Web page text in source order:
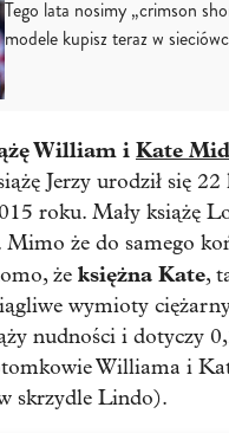
Tego lata nosimy „crimson
modele kupisz teraz w
William i Kate
Jerzy urodził się
roku. Mały książę
Mimo że do samego
że księżna Kate,
wymioty
nudności i dotyczy
Williama i
skrzydle Lindo).